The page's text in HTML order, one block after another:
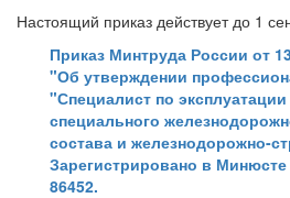
Настоящий приказ действует до 1
Приказ Минтруда России от
"Об утверждении
"Специалист по эксплуатации
специального
состава и железнодорожно-
Зарегистрировано в Минюсте
86452.